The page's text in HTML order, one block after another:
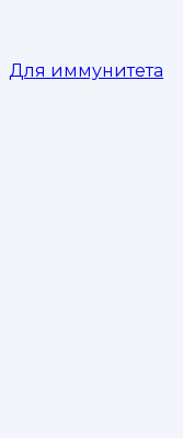
Для иммунитета